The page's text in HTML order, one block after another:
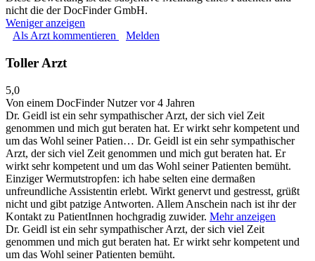
nicht die der DocFinder GmbH.
Weniger anzeigen
Als Arzt kommentieren
Melden
Toller Arzt
5,0
Von einem DocFinder Nutzervor 4 Jahren
Dr. Geidl ist ein sehr sympathischer Arzt, der sich viel Zeit
genommen und mich gut beraten hat. Er wirkt sehr kompetent und
um das Wohl seiner Patien… Dr. Geidl ist ein sehr sympathischer
Arzt, der sich viel Zeit genommen und mich gut beraten hat. Er
wirkt sehr kompetent und um das Wohl seiner Patienten bemüht.
Einziger Wermutstropfen: ich habe selten eine dermaßen
unfreundliche Assistentin erlebt. Wirkt genervt und gestresst, grüßt
nicht und gibt patzige Antworten. Allem Anschein nach ist ihr der
Kontakt zu PatientInnen hochgradig zuwider. Mehr anzeigen
Dr. Geidl ist ein sehr sympathischer Arzt, der sich viel Zeit
genommen und mich gut beraten hat. Er wirkt sehr kompetent und
um das Wohl seiner Patienten bemüht.